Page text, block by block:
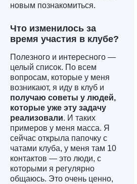
новым познакомиться.
Полезного и интересного —
целый список. По всем
вопросам, которые у меня
возникают, я иду в клуб и
получаю советы у людей,
которые уже эту задачу
реализовали. И таких
примеров у меня масса. Я
сейчас открыла папочку с
чатами клуба, у меня там 10
контактов — это люди, с
которыми я регулярно
общаюсь. Это очень ценно,
Что изменилось за
время участия в клубе?